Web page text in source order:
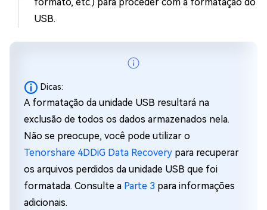
USB.
Dicas:
A formatação da unidade USB resultará na
exclusão de todos os dados armazenados nela.
Não se preocupe, você pode utilizar o
Tenorshare 4DDiG Data Recovery para recuperar
os arquivos perdidos da unidade USB que foi
formatada. Consulte a Parte 3 para informações
adicionais.